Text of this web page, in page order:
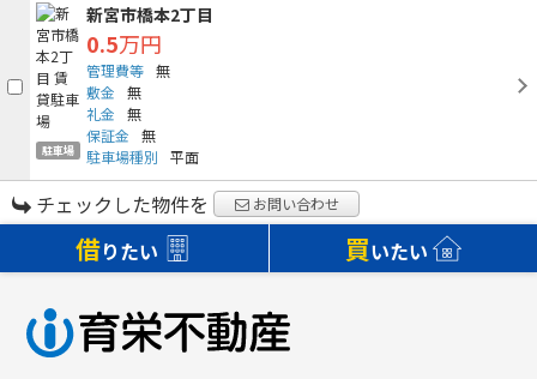
駐車場
新宮市橋本2丁目
0.5万円
管理費等 無
敷金
無
礼金
無
保証金
無
駐車場種別
平面
チェックした物件を お問い合わせ
借りたい 買いたい